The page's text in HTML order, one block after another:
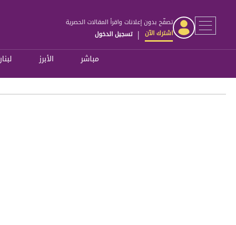
تصفّح بدون إعلانات واقرأ المقالات الحصرية
اشترك الآن | تسجيل الدخول
مباشر الأبرز